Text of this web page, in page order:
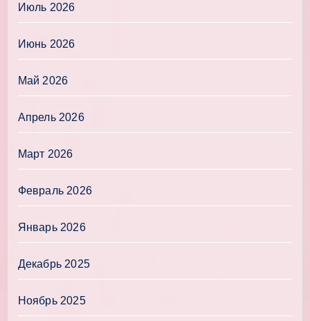
Июль 2026
Июнь 2026
Май 2026
Апрель 2026
Март 2026
Февраль 2026
Январь 2026
Декабрь 2025
Ноябрь 2025